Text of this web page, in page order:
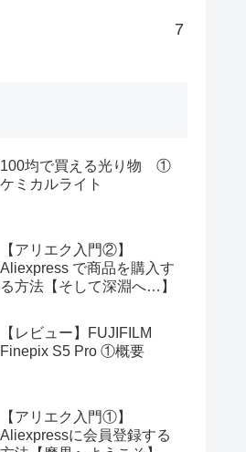
7
100均で買える光り物 ①
ケミカルライト
【アリエク入門②】
Aliexpress で商品を購入す
る方法【そして深淵へ…】
【レビュー】FUJIFILM
Finepix S5 Pro ①概要
【アリエク入門①】
Aliexpressに会員登録する